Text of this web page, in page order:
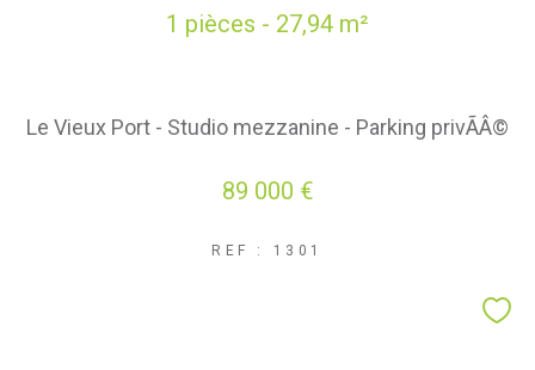
1 pièces - 27,94 m²
Le Vieux Port - Studio mezzanine - Parking privÃÂ©
89 000 €
REF : 1301